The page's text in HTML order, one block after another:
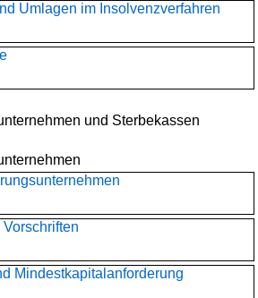
Umlagen im Insolvenzverfahren
und Sterbekassen
Mindestkapitalanforderung